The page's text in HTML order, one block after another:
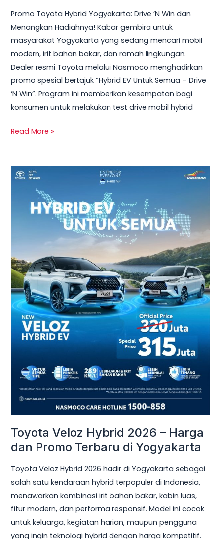
Promo Toyota Hybrid Yogyakarta: Drive ‘N Win dan
Menangkan Hadiahnya! Kabar gembira untuk
masyarakat Yogyakarta yang sedang mencari mobil
modern, irit bahan bakar, dan ramah lingkungan.
Dealer resmi Toyota melalui Nasmoco menghadirkan
promo spesial bertajuk “Hybrid EV Untuk Semua – Drive
‘N Win”. Program ini memberikan kesempatan bagi
konsumen untuk melakukan test drive mobil hybrid
2026
–
Test
Drive
Sekarang
&
Bawa
Pulang
TV
GRATIS!
Read More »
Toyota Veloz Hybrid 2026 – Harga
dan Promo Terbaru di Yogyakarta
Toyota Veloz Hybrid 2026 hadir di Yogyakarta sebagai
salah satu kendaraan hybrid terpopuler di Indonesia,
menawarkan kombinasi irit bahan bakar, kabin luas,
fitur modern, dan performa responsif. Model ini cocok
untuk keluarga, kegiatan harian, maupun pengguna
yang ingin teknologi hybrid dengan harga kompetitif.
Toyota
Promo
Terbaru
di
Yogyakarta